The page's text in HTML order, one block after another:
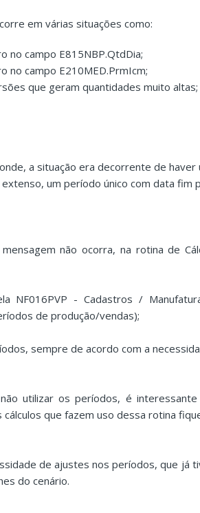
em várias situações como:
no campo E815NBP.QtdDia;
no campo E210MED.PrmIcm;
que geram quantidades muito altas;
a situação era decorrente de
um período único com data fim
não ocorra, na rotina de
NF016PVP - Cadastros /
de produção/vendas);
sempre de acordo com a
utilizar os períodos, é
cálculos que fazem uso dessa rotina
de ajustes nos períodos, que já
do cenário.